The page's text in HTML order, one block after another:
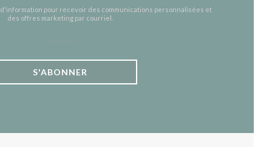
pour recevoir des communications personnalisées et
des offres marketing par courriel.
S'ABONNER